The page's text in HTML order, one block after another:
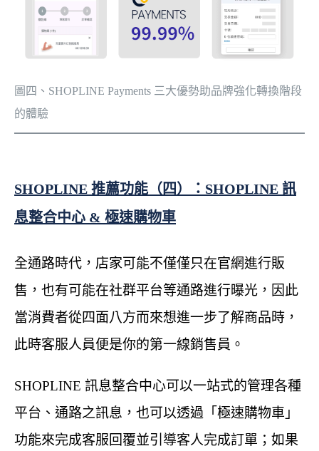
圖四、SHOPLINE Payments 三大優勢助品牌強化轉換階段
的體驗
SHOPLINE 推薦功能（四）：SHOPLINE 訊
息整合中心 & 極速購物車
全通路時代，店家可能不僅僅只在官網進行販
售，也有可能在社群平台等通路進行曝光，因此
當消費者從四面八方而來想進一步了解商品時，
此時客服人員便是你的第一線銷售員。
SHOPLINE 訊息整合中心可以一站式的管理各種
平台、通路之訊息，也可以透過「極速購物車」
功能來完成客服回覆並引導客人完成訂單；如果